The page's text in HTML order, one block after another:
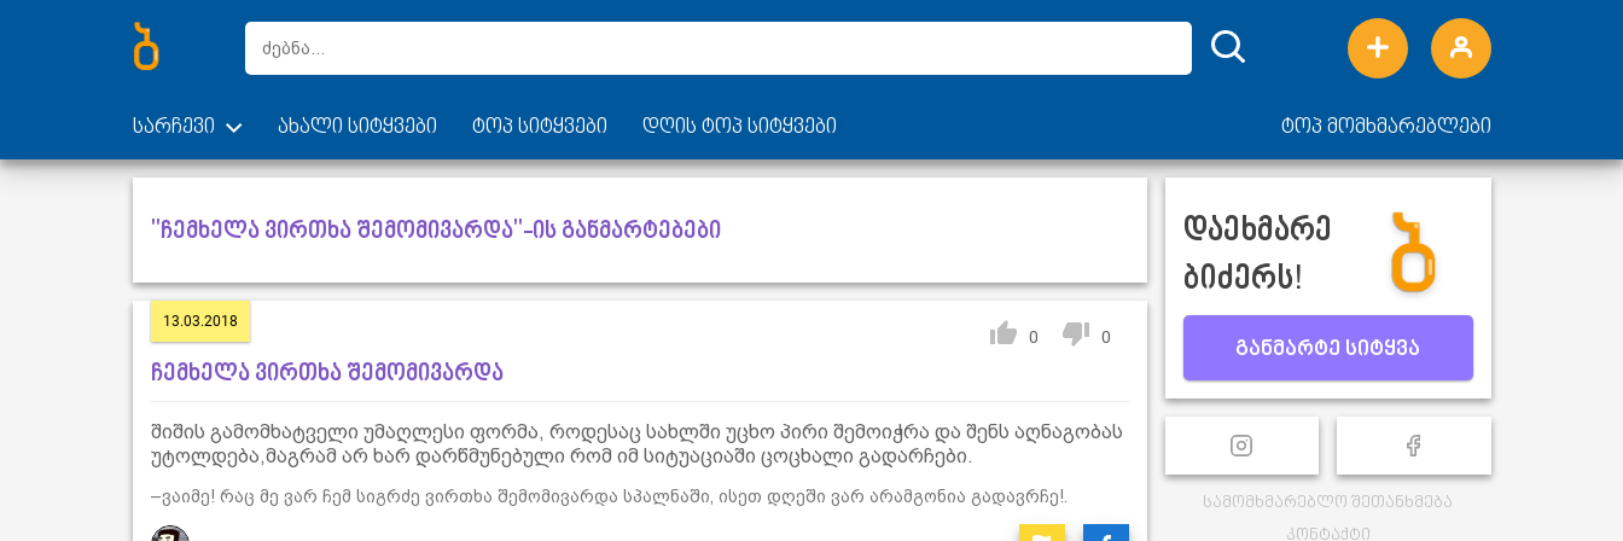
სარჩევი ახალი სიტყვები ტოპ სიტყვები დღის ტოპ სიტყვები ტოპ მომხმარებლები
"ჩემხელა ვირთხა შემომივარდა"-ის განმარტებები
13.03.2018
0 0
ჩემხელა ვირთხა შემომივარდა
შიშის გამომხატველი უმაღლესი ფორმა, როდესაც სახლში უცხო პირი შემოიჭრა და შენს აღნაგობას
უტოლდება,მაგრამ არ ხარ დარწმუნებული რომ იმ სიტუაციაში ცოცხალი გადარჩები.
–ვაიმე! რაც მე ვარ ჩემ სიგრძე ვირთხა შემომივარდა სპალნაში, ისეთ დღეში ვარ არამგონია გადავრჩე!.
დაეხმარე
ბიძერს!
განმარტე სიტყვა
სამომხმარებლო შეთანხმება
კონტაქტი